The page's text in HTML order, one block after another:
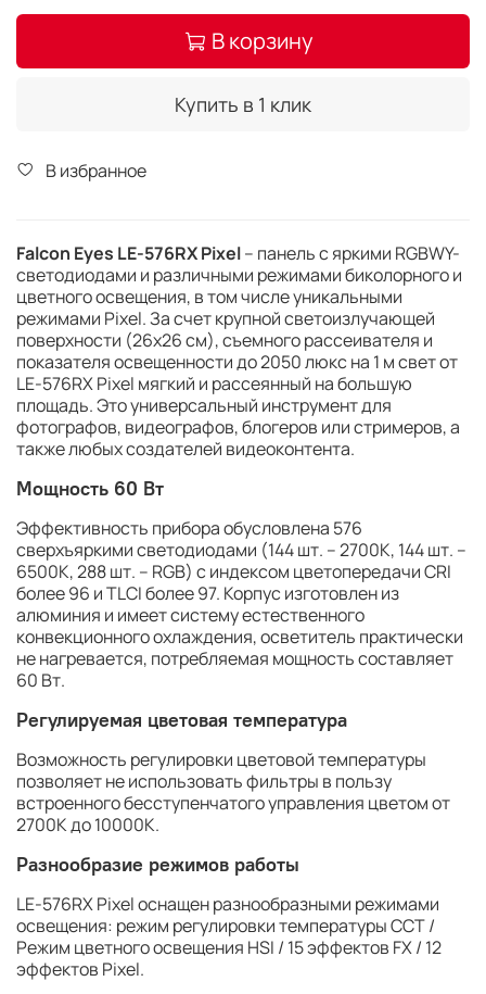
В корзину
Купить в 1 клик
В избранное
Falcon Eyes LE-576RX Pixel– панель с яркими RGBWY-
светодиодами и различными режимами биколорного и
цветного освещения, в том числе уникальными
режимами Pixel. За счет крупной светоизлучающей
поверхности (26х26 см), съемного рассеивателя и
показателя освещенности до 2050 люкс на 1 м свет от
LE-576RX Pixel мягкий и рассеянный на большую
площадь. Это универсальный инструмент для
фотографов, видеографов, блогеров или стримеров, а
также любых создателей видеоконтента.
Мощность 60 Вт
Эффективность прибора обусловлена 576
сверхъяркими светодиодами (144 шт. – 2700К, 144 шт. –
6500К, 288 шт. – RGB) с индексом цветопередачи CRI
более 96 и TLCI более 97. Корпус изготовлен из
алюминия и имеет систему естественного
конвекционного охлаждения, осветитель практически
не нагревается, потребляемая мощность составляет
60 Вт.
Регулируемая цветовая температура
Возможность регулировки цветовой температуры
позволяет не использовать фильтры в пользу
встроенного бесступенчатого управления цветом от
2700К до 10000K.
Разнообразие режимов работы
LE-576RX Pixel оснащен разнообразными режимами
освещения: режим регулировки температуры CCT /
Режим цветного освещения HSI / 15 эффектов FX / 12
эффектов Pixel.